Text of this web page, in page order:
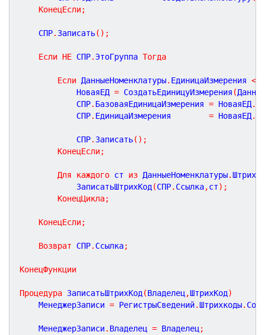
КонецЕсли;
	СПР
. Записать( ) ;
Если НЕ СПР. ЭтоГруппа Тогда
Если ДанныеНоменклатуры. ЕдиницаИзмерения <
			НоваяЕД
= СоздатьЕдиницуИзмерения (
			СПР
. БазоваяЕдиницаИзмерения = НоваяЕД.
			СПР
. = НоваяЕД.
			СПР
. Записать( ) ;
КонецЕсли;
Для каждого ст из ДанныеНоменклатуры.
			ЗаписатьШтрихКод
(СПР. Ссылка,ст) ;
КонецЦикла;
КонецЕсли;
Возврат СПР. Ссылка;
КонецФункции
Процедура ЗаписатьШтрихКод (Владелец ,ШтрихКод)
	МенеджерЗаписи
= РегистрыСведений.Штрихкоды.
	МенеджерЗаписи
. Владелец = Владелец ;